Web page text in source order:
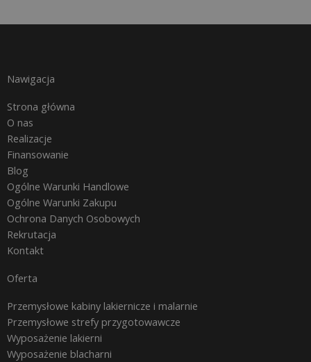
Nawigacja
Strona główna
O nas
Realizacje
Finansowanie
Blog
Ogólne Warunki Handlowe
Ogólne Warunki Zakupu
Ochrona Danych Osobowych
Rekrutacja
Kontakt
Oferta
Przemysłowe kabiny lakiernicze i malarnie
Przemysłowe strefy przygotowawcze
Wyposażenie lakierni
Wyposażenie blacharni